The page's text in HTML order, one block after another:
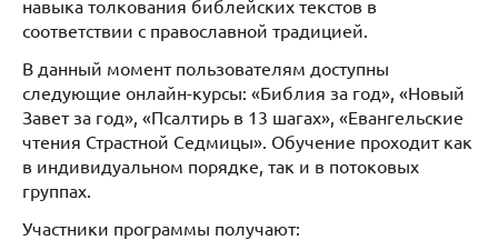
навыка толкования библейских текстов в
соответствии с православной традицией.
В данный момент пользователям доступны
следующие онлайн-курсы: «Библия за год», «Новый
Завет за год», «Псалтирь в 13 шагах», «Евангельские
чтения Страстной Седмицы». Обучение проходит как
в индивидуальном порядке, так и в потоковых
группах.
Участники программы получают: